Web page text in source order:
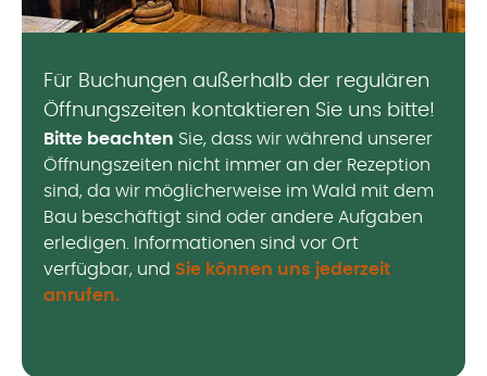
Für Buchungen außerhalb der regulären
Öffnungszeiten kontaktieren Sie uns bitte!
Bitte beachten Sie, dass wir während unserer
Öffnungszeiten nicht immer an der Rezeption
sind, da wir möglicherweise im Wald mit dem
Bau beschäftigt sind oder andere Aufgaben
erledigen. Informationen sind vor Ort
verfügbar, und Sie können uns jederzeit
anrufen.